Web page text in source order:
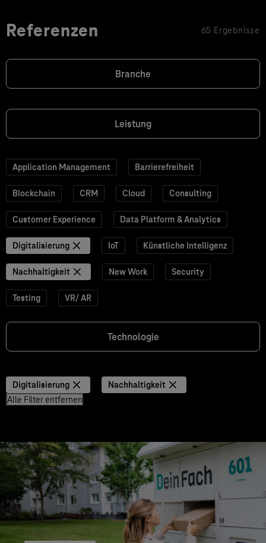
Referenzen 65 Ergebnisse
Branche
Leistung
Application Management Barrierefreiheit
Blockchain CRM Cloud Consulting
Customer Experience Data Platform & Analytics
Digitalisierung IoT Künstliche Intelligenz
Nachhaltigkeit New Work Security
Testing VR/ AR
Technologie
Digitalisierung
Nachhaltigkeit
Alle Filter entfernen